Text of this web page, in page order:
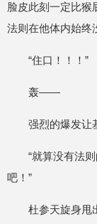
脸皮此刻一定比猴
法则在他体内始终
“住口！！！”
轰——
强烈的爆发让
“就算没有法
吧！”
杜参天旋身甩